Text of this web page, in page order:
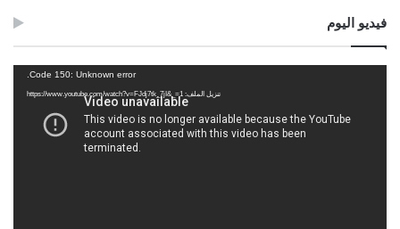
فيديو اليوم
Code 150: Unknown error.
تنزيل الملف: https://www.youtube.com/watch?v=FJdj7tk_7jI&_=1